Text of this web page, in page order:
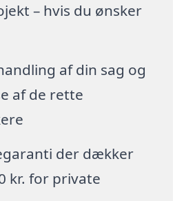
– hvis du ønsker
af din sag og
af de rette
der dækker
kr. for private